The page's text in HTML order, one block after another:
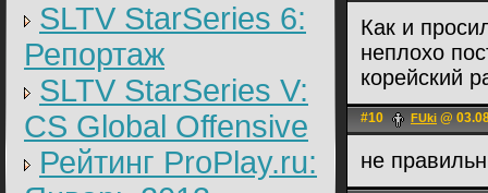
SLTV StarSeries 6:
Репортаж
SLTV StarSeries V:
CS Global Offensive
Рейтинг ProPlay.ru:
Как и
неплохо
корейский
#10 FUki @
не